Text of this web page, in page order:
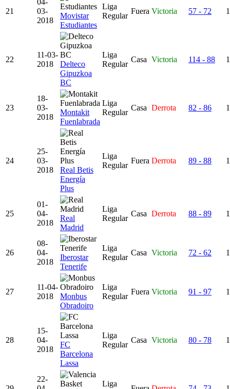
21
03-
2018
Movistar
Estudiantes
Liga
Regular
Fuera Victoria 57 - 72
22
11-03-
2018
Delteco
Gipuzkoa
BC
Liga
Regular
Casa Victoria 114 - 88
23
18-
03-
2018
Montakit
Fuenlabrada
Liga
Regular
Casa Derrota 82 - 86
24
25-
03-
2018
Real Betis
Energía
Plus
Liga
Regular
Fuera Derrota 89 - 88
25
01-
04-
2018
Real
Madrid
Liga
Regular
Casa Derrota 88 - 89
26
08-
04-
2018
Iberostar
Tenerife
Liga
Regular
Casa Victoria 72 - 62
27
11-04-
2018
Monbus
Obradoiro
Liga
Regular
Fuera Victoria 91 - 97
28
15-
04-
2018
FC
Barcelona
Lassa
Liga
Regular
Casa Victoria 80 - 78
22-
Liga